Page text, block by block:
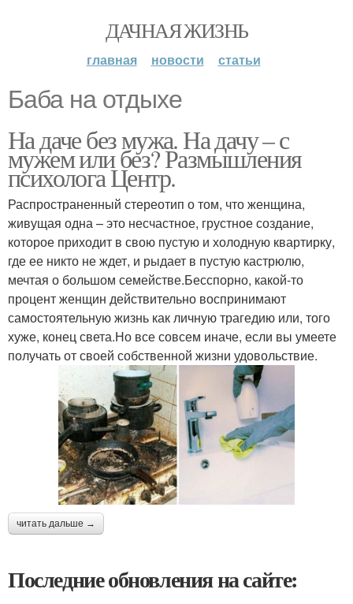
ДАЧНАЯ ЖИЗНЬ
главная новости статьи
Баба на отдыхе
На даче без мужа. На дачу – с
мужем или без? Размышления
психолога Центр.
Распространенный стереотип о том, что женщина,
живущая одна – это несчастное, грустное создание,
которое приходит в свою пустую и холодную квартирку,
где ее никто не ждет, и рыдает в пустую кастрюлю,
мечтая о большом семействе.Бесспорно, какой-то
процент женщин действительно воспринимают
самостоятельную жизнь как личную трагедию или, того
хуже, конец света.Но все совсем иначе, если вы умеете
получать от своей собственной жизни удовольствие.
читать дальше →
Последние обновления на сайте: